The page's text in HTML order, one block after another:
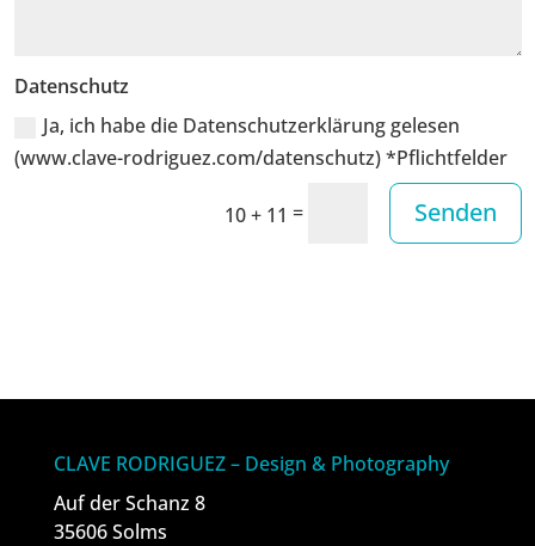
Datenschutz
Ja, ich habe die Datenschutzerklärung gelesen
(www.clave-rodriguez.com/datenschutz) *Pflichtfelder
10 + 11 = Senden
CLAVE RODRIGUEZ – Design & Photography
Auf der Schanz 8
35606 Solms